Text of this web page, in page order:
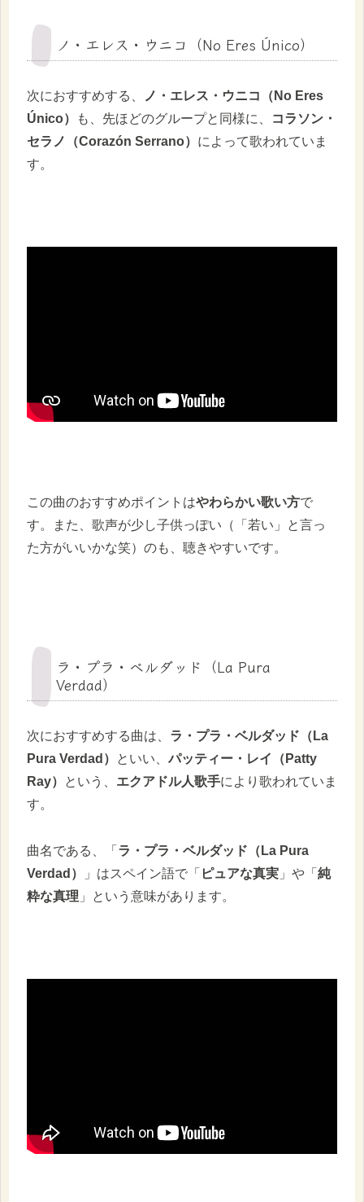
ノ・エレス・ウニコ（No Eres Único）
次におすすめする、
ノ・エレス・ウニコ（No Eres
Único）
も、先ほどのグループと同様に、
コラソン・
セラノ（Corazón Serrano） によって歌われていま
す。
この曲のおすすめポイントはやわらかい歌い方で
す。また、歌声が少し子供っぽい（「若い」と言っ
た方がいいかな笑）のも、聴きやすいです。
ラ・プラ・ベルダッド（La Pura
Verdad）
次におすすめする曲は、 ラ・プラ・ベルダッド（La
Pura Verdad）
といい、 パッティー・レイ（Patty
Ray）
という、 エクアドル人歌手により歌われていま
す。
曲名である、「 ラ・プラ・ベルダッド（La Pura
Verdad）
」はスペイン語で「 ピュアな真実 」や「 純
粋な真理 」という意味があります。